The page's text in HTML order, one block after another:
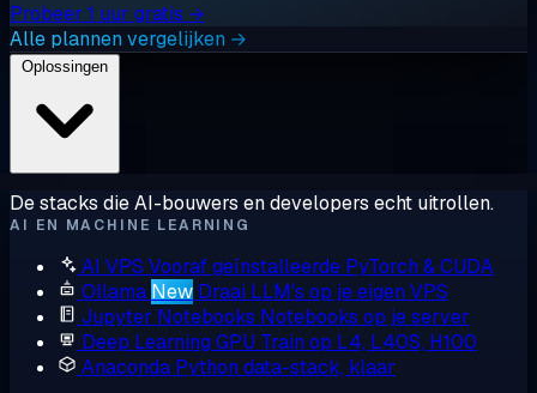
Probeer 1 uur gratis →
Alle plannen vergelijken →
De stacks die AI-bouwers en developers echt uitrollen.
AI EN MACHINE LEARNING
AI VPS Vooraf geïnstalleerde PyTorch & CUDA
Ollama New Draai LLM's op je eigen VPS
Jupyter Notebooks Notebooks op je server
Deep Learning GPU Train op L4, L40S, H100
Anaconda Python data-stack, klaar